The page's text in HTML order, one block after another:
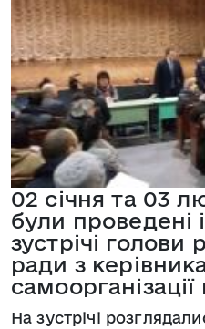
02 січня та 03
були проведені
зустрічі голови
ради з
На зустрічі